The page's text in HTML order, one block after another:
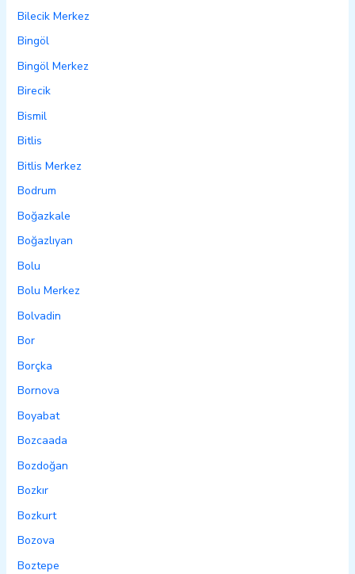
Bilecik Merkez
Bingöl
Bingöl Merkez
Birecik
Bismil
Bitlis
Bitlis Merkez
Bodrum
Boğazkale
Boğazlıyan
Bolu
Bolu Merkez
Bolvadin
Bor
Borçka
Bornova
Boyabat
Bozcaada
Bozdoğan
Bozkır
Bozkurt
Bozova
Boztepe